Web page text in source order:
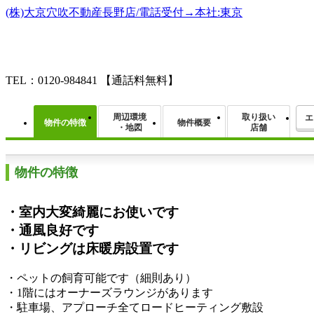
(株)大京穴吹不動産長野店/電話受付→本社:東京
TEL：0120-984841 【通話料無料】
物件の特徴
周辺環境
・地図
物件概要
取り扱い
店舗
物件の特徴
・室内大変綺麗にお使いです
・通風良好です
・リビングは床暖房設置です
・ペットの飼育可能です（細則あり）
・1階にはオーナーズラウンジがあります
・駐車場、アプローチ全てロードヒーティング敷設